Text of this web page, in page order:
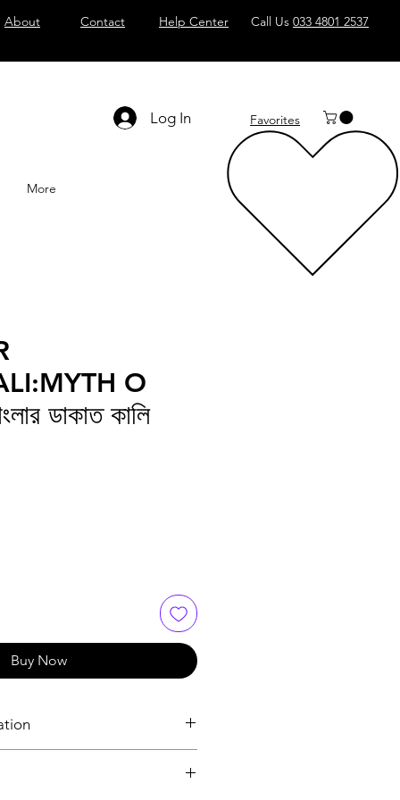
About Contact Help Center Call Us 033 4801 2537
Log In Favorites
More
O
ডাকাত কালি
Price
Buy Now